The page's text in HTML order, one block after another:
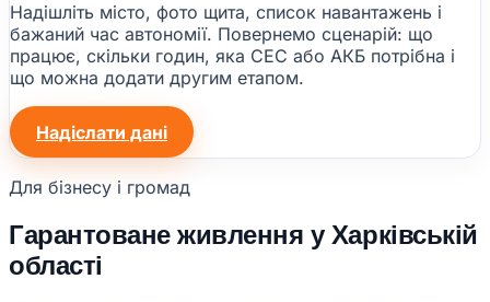
Надішліть місто, фото щита, список навантажень і
бажаний час автономії. Повернемо сценарій: що
працює, скільки годин, яка СЕС або АКБ потрібна і
що можна додати другим етапом.
Надіслати дані
Для бізнесу і громад
Гарантоване живлення у Харківській
області